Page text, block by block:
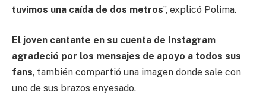
tuvimos una caída de dos metros”, explicó Polima.
El joven cantante en su cuenta de Instagram
agradeció por los mensajes de apoyo a todos sus
fans, también compartió una imagen donde sale con
uno de sus brazos enyesado.